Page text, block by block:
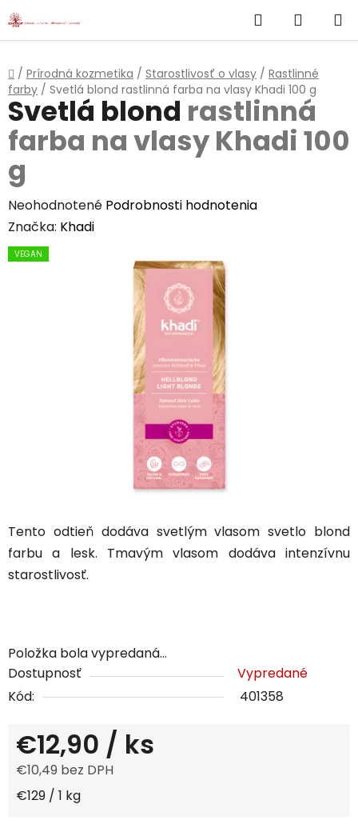
Prejsť
na
Hľadať
KOŠÍK
Domov
/ Prírodná kozmetika / Starostlivosť o vlasy / Rastlinné
farby / Svetlá blond rastlinná farba na vlasy Khadi 100 g
Tento odtieň dodáva svetlým vlasom svetlo blond
farbu a lesk. Tmavým vlasom dodáva intenzívnu
starostlivosť.
Položka bola vypredaná…
Dostupnosť
Vypredané
Kód:
401358
€12,90 / ks
€10,49 bez DPH
Jednotková cena:
€129 / 1 kg
Svetlá blond rastlinná
farba na vlasy Khadi 100
g
Priemerné
hodnotenie
produktu
Neohodnotené Podrobnosti hodnotenia
Značka: Khadi
VEGAN